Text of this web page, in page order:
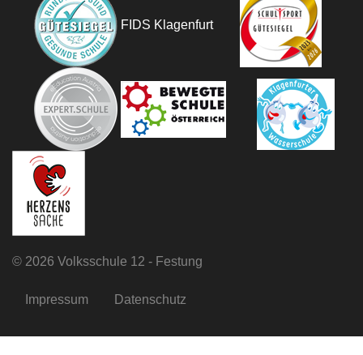
FIDS Klagenfurt
© 2026 Volksschule 12 - Festung
Impressum Datenschutz